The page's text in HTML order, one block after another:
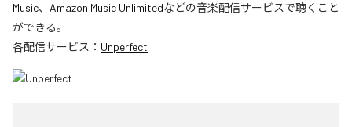
Music、 Amazon Music Unlimitedなどの音楽配信サービスで聴くこと
ができる。
各配信サービス： Unperfect